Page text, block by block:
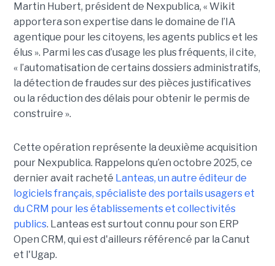
Martin Hubert, président de Nexpublica, « Wikit
apportera son expertise dans le domaine de l’IA
agentique pour les citoyens, les agents publics et les
élus ». Parmi les cas d’usage les plus fréquents, il cite,
« l’automatisation de certains dossiers administratifs,
la détection de fraudes sur des pièces justificatives
ou la réduction des délais pour obtenir le permis de
construire ».
Cette opération représente la deuxième acquisition
pour Nexpublica. Rappelons qu’en octobre 2025, ce
dernier avait racheté Lanteas, un autre éditeur de
logiciels français, spécialiste des portails usagers et
du CRM pour les établissements et collectivités
publics. Lanteas est surtout connu pour son ERP
Open CRM, qui est d'ailleurs référencé par la Canut
et l'Ugap.